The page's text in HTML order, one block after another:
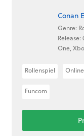
Conan
Genre:
Release:
One,
Rollenspiel
Funcom